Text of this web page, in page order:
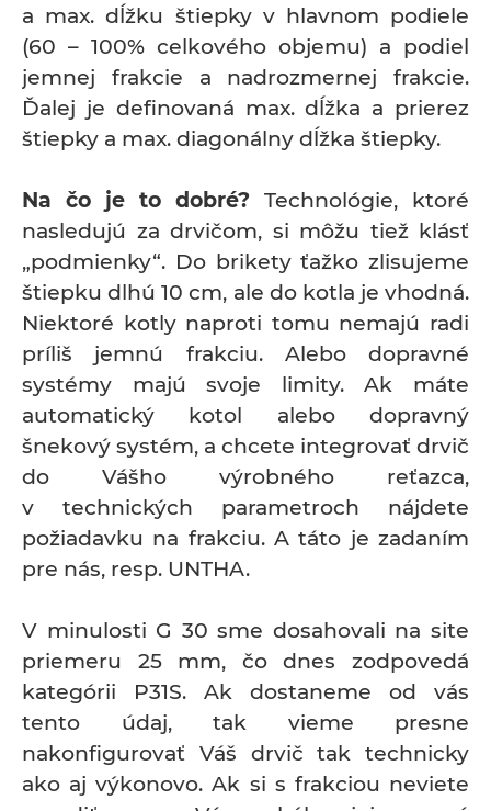
a max. dĺžku štiepky v hlavnom podiele
(60 – 100% celkového objemu) a podiel
jemnej frakcie a nadrozmernej frakcie.
Ďalej je definovaná max. dĺžka a prierez
štiepky a max. diagonálny dĺžka štiepky.
Na čo je to dobré? Technológie, ktoré
nasledujú za drvičom, si môžu tiež klásť
„podmienky“. Do brikety ťažko zlisujeme
štiepku dlhú 10 cm, ale do kotla je vhodná.
Niektoré kotly naproti tomu nemajú radi
príliš jemnú frakciu. Alebo dopravné
systémy majú svoje limity. Ak máte
automatický kotol alebo dopravný
šnekový systém, a chcete integrovať drvič
do Vášho výrobného reťazca,
v technických parametroch nájdete
požiadavku na frakciu. A táto je zadaním
pre nás, resp. UNTHA.
V minulosti G 30 sme dosahovali na site
priemeru 25 mm, čo dnes zodpovedá
kategórii P31S. Ak dostaneme od vás
tento údaj, tak vieme presne
nakonfigurovať Váš drvič tak technicky
ako aj výkonovo. Ak si s frakciou neviete